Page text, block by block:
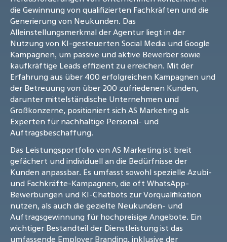
die Gewinnung von qualifizierten Fachkräften und die
Generierung von Neukunden. Das
Alleinstellungsmerkmal der Agentur liegt in der
Nutzung von KI-gesteuerten Social Media und Google
Kampagnen, um passive und aktive Bewerber sowie
kaufkräftige Leads effizient zu erreichen. Mit der
Erfahrung aus über 400 erfolgreichen Kampagnen und
der Betreuung von über 200 zufriedenen Kunden,
darunter mittelständische Unternehmen und
Großkonzerne, positioniert sich AS Marketing als
Experten für nachhaltige Personal- und
Auftragsbeschaffung.
Das Leistungsportfolio von AS Marketing ist breit
gefächert und individuell an die Bedürfnisse der
Kunden anpassbar. Es umfasst sowohl spezielle Azubi-
und Fachkräfte-Kampagnen, die oft WhatsApp-
Bewerbungen und KI-Chatbots zur Vorqualifikation
nutzen, als auch die gezielte Neukunden- und
Auftragsgewinnung für hochpreisige Angebote. Ein
wichtiger Bestandteil der Dienstleistung ist das
umfassende Employer Branding, inklusive der